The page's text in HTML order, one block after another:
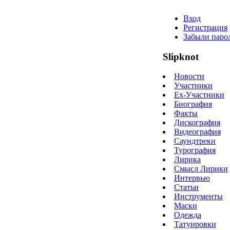
Вход
Регистрация
Забыли
Slipknot
Новости
Участники
Ex-Участники
Биография
Факты
Дискография
Видеография
Саундтреки
Турография
Лирика
Смысл Лирики
Интервью
Статьи
Инструменты
Маски
Одежда
Татуировки